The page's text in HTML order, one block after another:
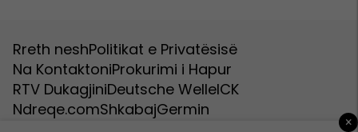
Rreth neshPolitikat e Privatësisë
Na KontaktoniProkurimi i Hapur
RTV DukagjiniDeutsche WelleICK
Ndreqe.comShkabajGermin
×